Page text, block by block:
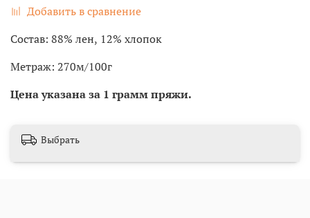
Добавить в сравнение
Состав: 88% лен, 12% хлопок
Метраж: 270м/100г
Цена указана за 1 грамм пряжи.
Выбрать